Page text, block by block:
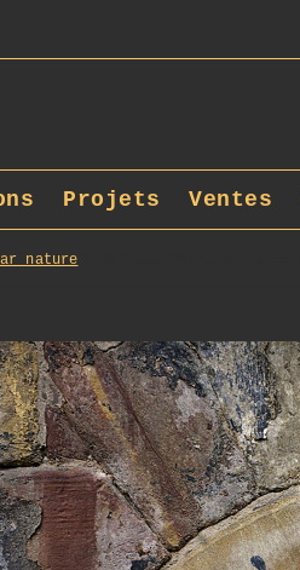
nature
Projets Ventes